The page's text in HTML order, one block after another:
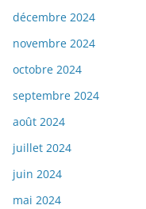
décembre 2024
novembre 2024
octobre 2024
septembre 2024
août 2024
juillet 2024
juin 2024
mai 2024